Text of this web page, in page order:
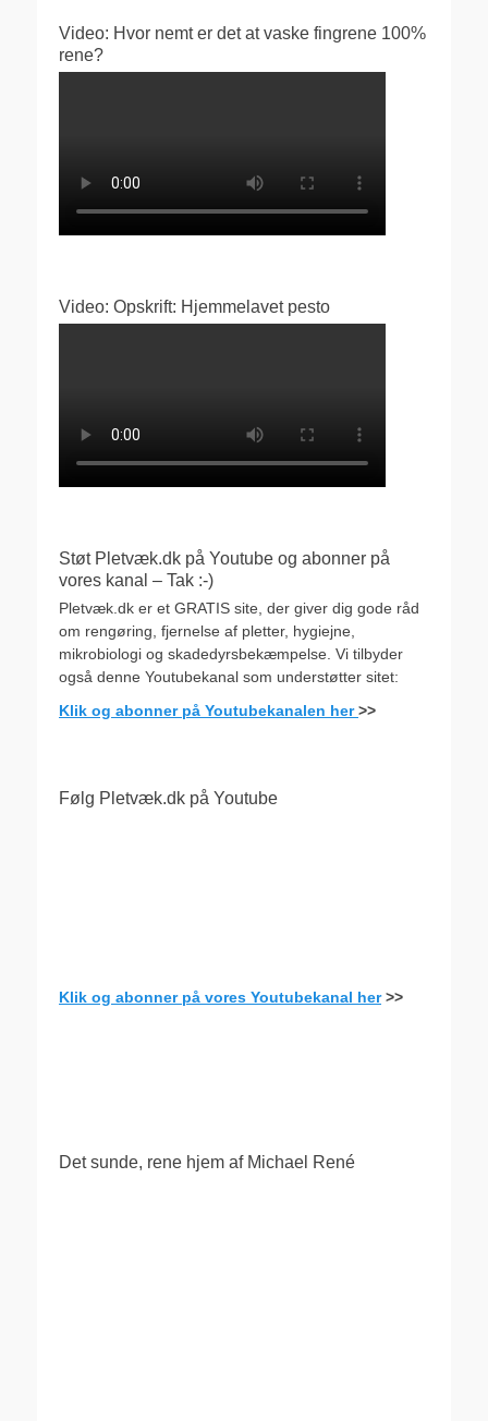
Video: Hvor nemt er det at vaske fingrene 100%
rene?
Video: Opskrift: Hjemmelavet pesto
Støt Pletvæk.dk på Youtube og abonner på
vores kanal – Tak :-)
Pletvæk.dk er et GRATIS site, der giver dig gode råd
om rengøring, fjernelse af pletter, hygiejne,
mikrobiologi og skadedyrsbekæmpelse. Vi tilbyder
også denne Youtubekanal som understøtter sitet:
Klik og abonner på Youtubekanalen her>>
Følg Pletvæk.dk på Youtube
Klik og abonner på vores Youtubekanal her>>
Det sunde, rene hjem af Michael René